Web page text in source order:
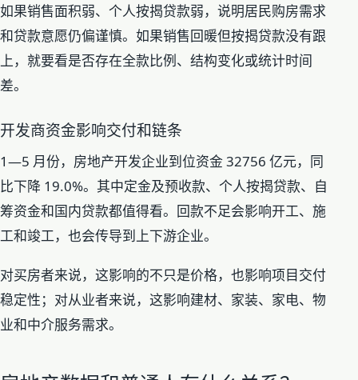
如果销售面积弱、个人按揭贷款弱，说明居民购房需求
和贷款意愿仍偏谨慎。如果销售回暖但按揭贷款没有跟
上，就要看是否存在全款比例、结构变化或统计时间
差。
开发商资金影响交付和链条
1—5 月份，房地产开发企业到位资金 32756 亿元，同
比下降 19.0%。其中定金及预收款、个人按揭贷款、自
筹资金和国内贷款都值得看。回款不足会影响开工、施
工和竣工，也会传导到上下游企业。
对买房者来说，这影响的不只是价格，也影响项目交付
稳定性；对从业者来说，这影响建材、家装、家电、物
业和中介服务需求。